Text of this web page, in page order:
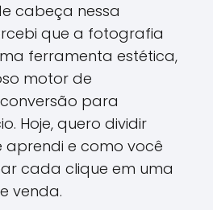
cabeça nessa
que a fotografia
ferramenta estética,
motor de
para
Hoje, quero dividir
aprendi e como você
cada clique em uma
venda.